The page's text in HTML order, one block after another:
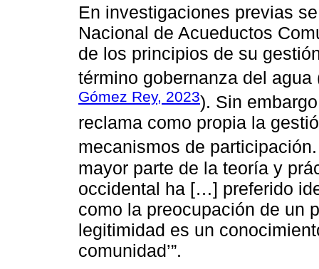
En investigaciones previas
Nacional de Acueductos
de los principios de su
término gobernanza del agua
Gómez Rey, 2023). Sin
reclama como propia la
mecanismos de
mayor parte de la teoría y
occidental ha […] preferido
como la preocupación de un
legitimidad es un
comunidad’”.